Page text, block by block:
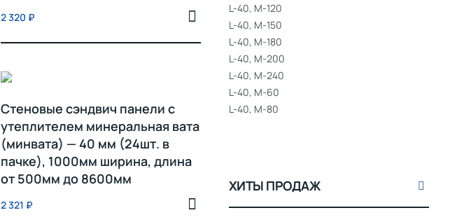
2 320 ₽
Стеновые сэндвич панели с
утеплителем минеральная вата
(минвата) — 40 мм (24шт. в
пачке), 1000мм ширина, длина
от 500мм до 8600мм
2 321 ₽
L-40, M-120
L-40, M-150
L-40, M-180
L-40, M-200
L-40, M-240
L-40, M-60
L-40, M-80
ХИТЫ ПРОДАЖ